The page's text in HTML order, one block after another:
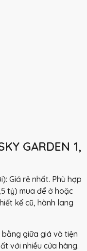
GARDEN 1,
Giá rẻ nhất. Phù hợp
tỷ) mua để ở hoặc
kế cũ, hành lang
bằng giữa giá và tiện
với nhiều cửa hàng.